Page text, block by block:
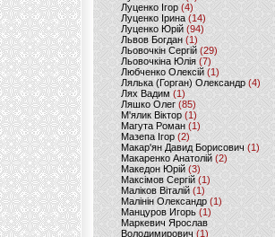
Луценко Ігор (4)
Луценко Ірина (14)
Луценко Юрій (94)
Львов Богдан (1)
Льовочкін Сергій (29)
Льовочкіна Юлія(7)
Любченко Олексій(1)
Лялька (Горган) Олександр(4)
Лях Вадим (1)
Ляшко Олег (85)
М'ялик Віктор(1)
Магута Роман(1)
Мазепа Ігор (2)
Макар'ян Давид Борисович(1)
Макаренко Анатолій (2)
Македон Юрій(3)
Максімов Сергій (1)
Маліков Віталій (1)
Малінін Олександр (1)
Манцуров Игорь (1)
Маркевич Ярослав
Володимирович (1)